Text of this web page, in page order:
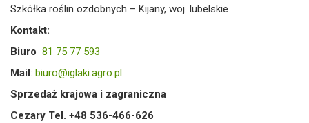
Szkółka roślin ozdobnych – Kijany, woj. lubelskie
Kontakt:
Biuro 81 75 77 593
Mail: biuro@iglaki.agro.pl
Sprzedaż krajowa i zagraniczna
Cezary Tel. +48 536-466-626